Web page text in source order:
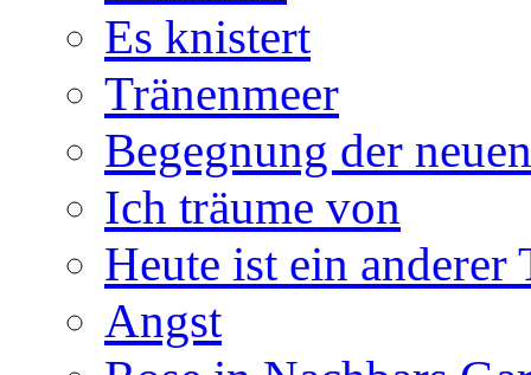
Es knistert
Tränenmeer
Begegnung der
Ich träume von
Heute ist ein anderer
Angst